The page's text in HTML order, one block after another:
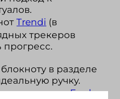
Trendi (в
трекеров
в разделе
ручку.
Funky